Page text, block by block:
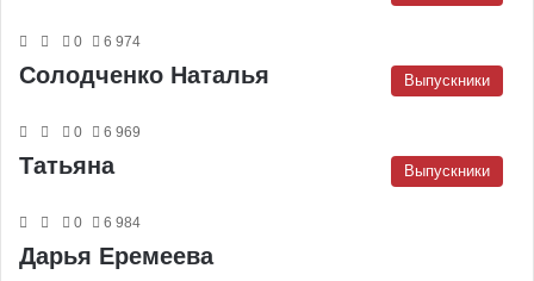
0 6 974
Солодченко Наталья Выпускники
0 6 969
Татьяна Выпускники
0 6 984
Дарья Еремеева